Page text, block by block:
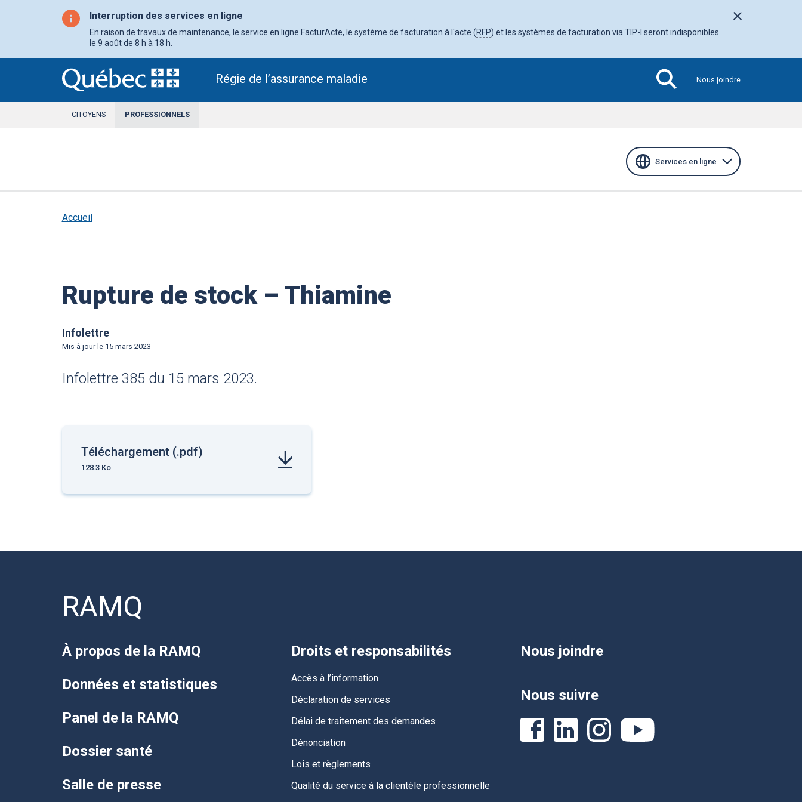
Fermer l'avis
Interruption des services en ligne
En raison de travaux de maintenance, le service en ligne FacturActe, le système de facturation à l'acte (RFP) et les systèmes de facturation via TIP-I seront indisponibles
le 9 août de 8 h à 18 h.
Régie de l’assurance maladie Nous joindre
CITOYENS PROFESSIONNELSSECTION
Services en ligne
Section
active
Accueil
Rupture de stock – Thiamine
Infolettre
Mis à jour le15 mars 2023
Infolettre 385 du 15 mars 2023.
Téléchargement (.pdf)
128.3 Ko
RAMQ
À propos de la RAMQ
Données et statistiques
Panel de la RAMQ
Dossier santé
Salle de presse
Droits et responsabilités
Accès à l’information
Déclaration de services
Délai de traitement des demandes
Dénonciation
Lois et règlements
Qualité du service à la clientèle professionnelle
Nous joindre
Nous suivre